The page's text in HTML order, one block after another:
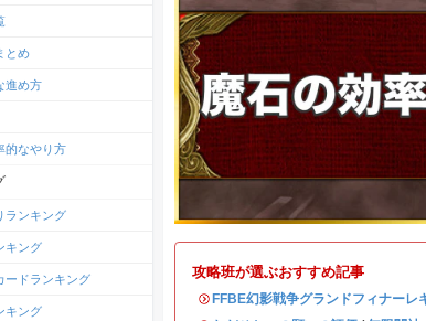
攻略班が選ぶおすすめ記事
・FFBE幻影戦争グランドフィナーレ
とめ
進め方
的なやり方
ランキング
キング
ードランキング
キング